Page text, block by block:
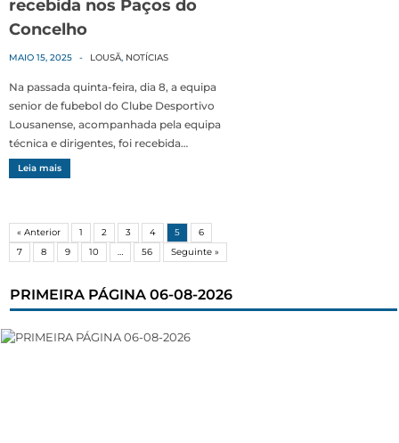
recebida nos Paços do
Concelho
MAIO 15, 2025 - LOUSÃ, NOTÍCIAS
Na passada quinta-feira, dia 8, a equipa
senior de fubebol do Clube Desportivo
Lousanense, acompanhada pela equipa
técnica e dirigentes, foi recebida…
Leia mais
« Anterior 1 2 3 4 5
6
7
8 9 10 … 56 Seguinte »
PRIMEIRA PÁGINA 06-08-2026